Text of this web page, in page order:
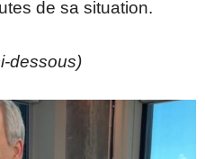
de sa situation.
dessous)